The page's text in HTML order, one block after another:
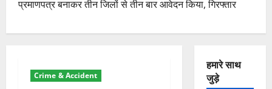
प्रमाणपत्र बनाकर तीन जिलों से तीन बार आवेदन किया, गिरफ्तार
Crime & Accident
हमारे साथ
जुड़े